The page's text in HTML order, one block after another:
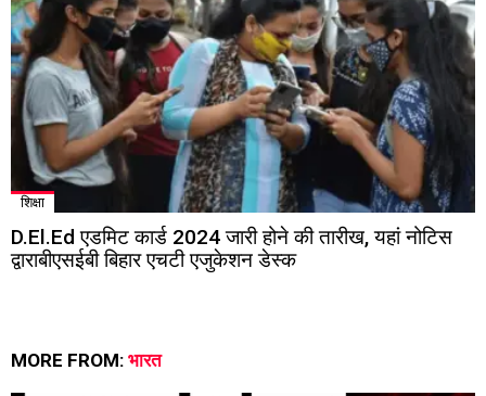
शिक्षा
D.El.Ed एडमिट कार्ड 2024 जारी होने की तारीख, यहां नोटिस
द्वाराबीएसईबी बिहार एचटी एजुकेशन डेस्क
MORE FROM: भारत